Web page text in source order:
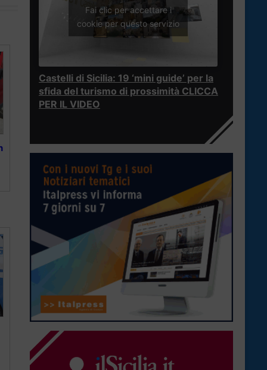
Fai clic per accettare i
cookie per questo servizio
Castelli di Sicilia: 19 ‘mini guide’ per la
sfida del turismo di prossimità CLICCA
PER IL VIDEO